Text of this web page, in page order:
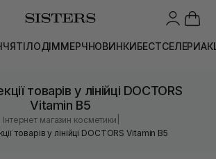
ТІЛОДІММЕРЧНОВИНКИБЕСТСЕЛЕРИ
товарів у лінійці DOCTORS
Vitamin B5
Інтернет магазин косметики
товарів у лінійці DOCTORS Vitamin B5